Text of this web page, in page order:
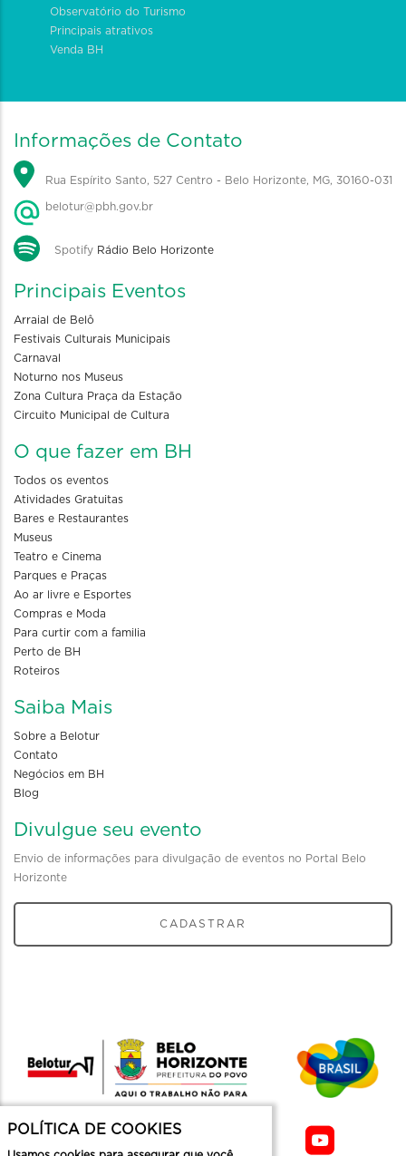
Observatório do Turismo
Principais atrativos
Venda BH
Informações de Contato
Rua Espírito Santo, 527 Centro - Belo Horizonte, MG, 30160-031
belotur@pbh.gov.br
Spotify Rádio Belo Horizonte
Principais Eventos
Arraial de Belô
Festivais Culturais Municipais
Carnaval
Noturno nos Museus
Zona Cultura Praça da Estação
Circuito Municipal de Cultura
O que fazer em BH
Todos os eventos
Atividades Gratuitas
Bares e Restaurantes
Museus
Teatro e Cinema
Parques e Praças
Ao ar livre e Esportes
Compras e Moda
Para curtir com a familia
Perto de BH
Roteiros
Saiba Mais
Sobre a Belotur
Contato
Negócios em BH
Blog
Divulgue seu evento
Envio de informações para divulgação de eventos no Portal Belo
Horizonte
CADASTRAR
POLÍTICA DE COOKIES